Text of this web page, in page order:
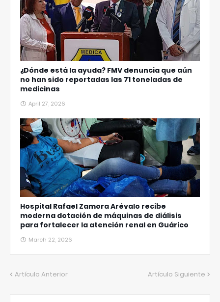
¿Dónde está la ayuda? FMV denuncia que aún
no han sido reportadas las 71 toneladas de
medicinas
April 27, 2026
Hospital Rafael Zamora Arévalo recibe
moderna dotación de máquinas de diálisis
para fortalecer la atención renal en Guárico
March 22, 2026
Artículo Anterior Artículo Siguiente